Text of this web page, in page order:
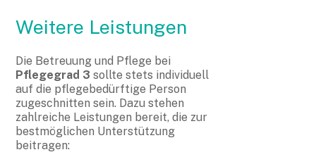
Weitere Leistungen
Die Betreuung und Pflege bei
Pflegegrad 3 sollte stets individuell
auf die pflegebedürftige Person
zugeschnitten sein. Dazu stehen
zahlreiche Leistungen bereit, die zur
bestmöglichen Unterstützung
beitragen: